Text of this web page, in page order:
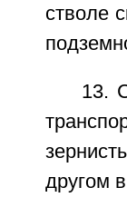
стволе
13.
другом